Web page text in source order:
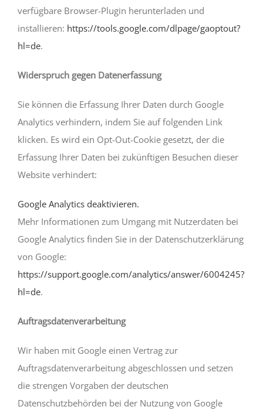
verfügbare Browser-Plugin herunterladen und
installieren: https://tools.google.com/dlpage/gaoptout?
hl=de.
Widerspruch gegen Datenerfassung
Sie können die Erfassung Ihrer Daten durch Google
Analytics verhindern, indem Sie auf folgenden Link
klicken. Es wird ein Opt-Out-Cookie gesetzt, der die
Erfassung Ihrer Daten bei zukünftigen Besuchen dieser
Website verhindert:
Google Analytics deaktivieren.
Mehr Informationen zum Umgang mit Nutzerdaten bei
Google Analytics finden Sie in der Datenschutzerklärung
von Google:
https://support.google.com/analytics/answer/6004245?
hl=de.
Auftragsdatenverarbeitung
Wir haben mit Google einen Vertrag zur
Auftragsdatenverarbeitung abgeschlossen und setzen
die strengen Vorgaben der deutschen
Datenschutzbehörden bei der Nutzung von Google